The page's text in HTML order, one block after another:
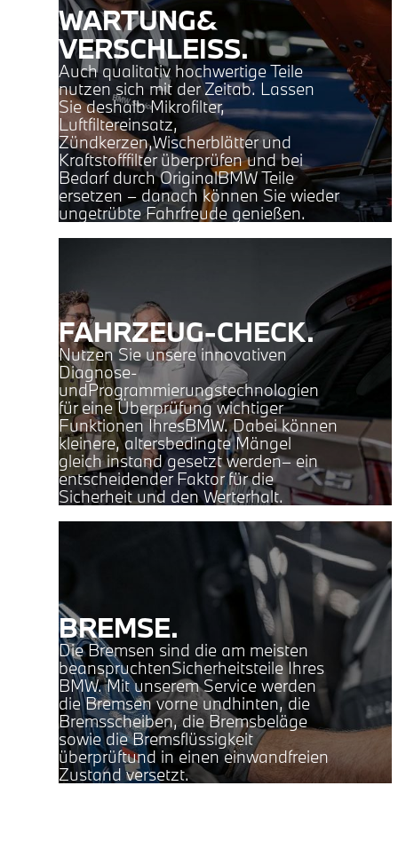
WARTUNG&
VERSCHLEISS.
Auch qualitativ hochwertige Teile
nutzen sich mit der Zeitab. Lassen
Sie deshalb Mikrofilter,
Luftfiltereinsatz,
Zündkerzen,Wischerblätter und
Kraftstofffilter überprüfen und bei
Bedarf durch OriginalBMW Teile
ersetzen – danach können Sie wieder
ungetrübte Fahrfreude genießen.
FAHRZEUG-CHECK.
Nutzen Sie unsere innovativen
Diagnose-
undProgrammierungstechnologien
für eine Überprüfung wichtiger
Funktionen IhresBMW. Dabei können
kleinere, altersbedingte Mängel
gleich instand gesetzt werden– ein
entscheidender Faktor für die
Sicherheit und den Werterhalt.
BREMSE.
Die Bremsen sind die am meisten
beanspruchtenSicherheitsteile Ihres
BMW. Mit unserem Service werden
die Bremsen vorne undhinten, die
Bremsscheiben, die Bremsbeläge
sowie die Bremsflüssigkeit
überprüftund in einen einwandfreien
Zustand versetzt.